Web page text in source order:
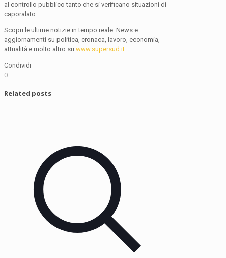
al controllo pubblico tanto che si verificano situazioni di
caporalato.
Scopri le ultime notizie in tempo reale. News e
aggiornamenti su politica, cronaca, lavoro, economia,
attualità e molto altro su www.supersud.it
Condividi
0
Related posts